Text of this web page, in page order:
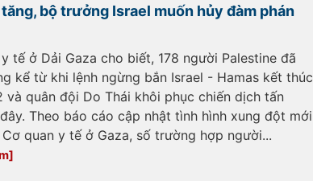
thong-duc-post559852.antd
bộ trưởng Israel muốn hủy đàm phán
tế ở Dải Gaza cho biết, 178 người Palestine đã
kể từ khi lệnh ngừng bắn Israel - Hamas kết thúc
và quân đội Do Thái khôi phục chiến dịch tấn
Theo báo cáo cập nhật tình hình xung đột mới
quan y tế ở Gaza, số trường hợp người...